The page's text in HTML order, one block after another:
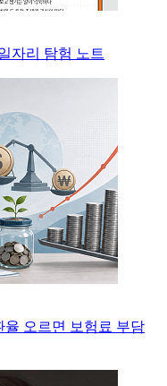
자리 탐험 노트
율 오르면 보험료 부담